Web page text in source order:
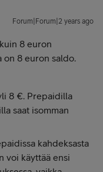
Forum|Forum|2 years ago
8 euron
8 euron saldo.
8 €. Prepaidilla
saat isomman
kahdeksasta
voi käyttää ensi